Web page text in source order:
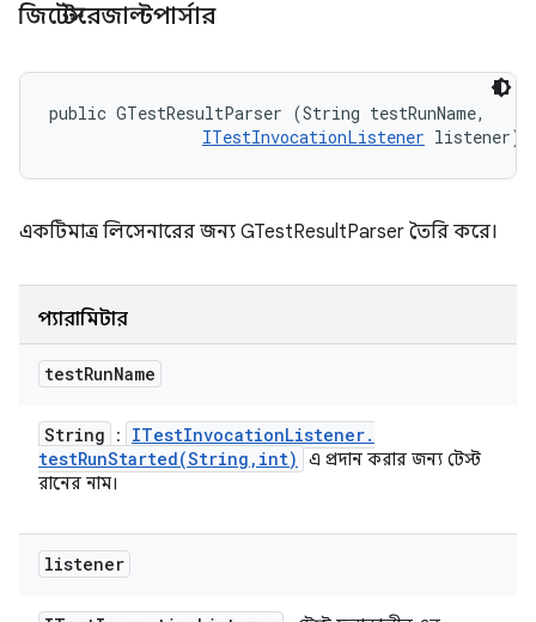
জিটেস্টরেজাল্টপার্সার
public GTestResultParser (String testRunName,
ITestInvocationListener listener)
একটিমাত্র লিসেনারের জন্য GTestResultParser তৈরি করে।
প্যারামিটার
testRunName
String : ITestInvocationListener.
testRunStarted(String , int)
এ প্রদান করার জন্য টেস্ট
রানের নাম।
listener